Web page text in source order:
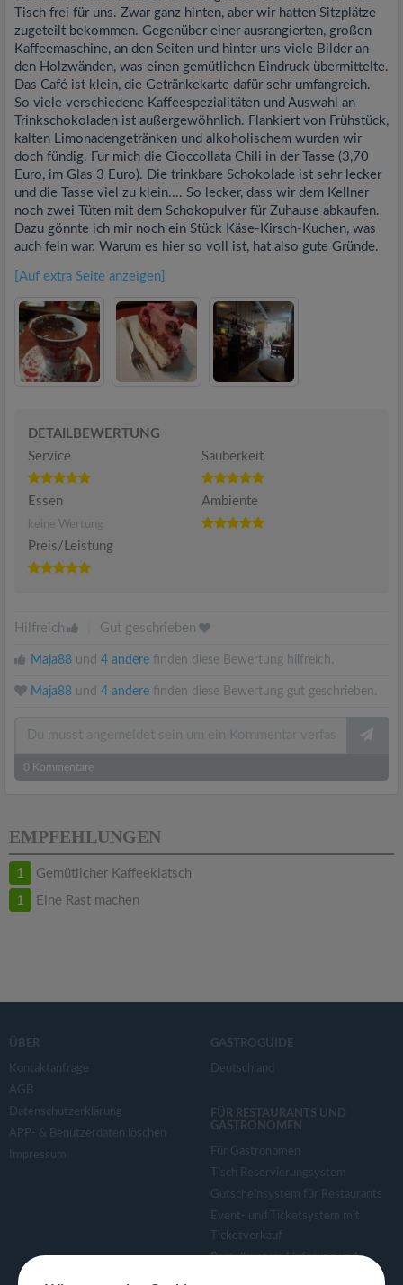
Tisch frei für uns. Zwar ganz hinten, aber wir hatten Sitzplätze
zugeteilt bekommen. Gegenüber einer ausrangierten, großen
Kaffeemaschine, an den Seiten und hinter uns viele Bilder an
den Holzwänden, was einen gemütlichen Eindruck übermittelte.
Das Café ist klein, die Getränkekarte dafür sehr umfangreich.
So viele verschiedene Kaffeespezialitäten und Auswahl an
Trinkschokoladen ist außergewöhnlich. Flankiert von Frühstück,
kalten Limonadengetränken und alkoholischem wurden wir
doch fündig. Fur mich die Cioccollata Chili in der Tasse (3,70
Euro, im Glas 3 Euro). Die trinkbare Schokolade ist sehr lecker
und die Tasse viel zu klein.... So lecker, dass wir dem Kellner
noch zwei Tüten mit dem Schokopulver für Zuhause abkaufen.
Dazu gönnte ich mir noch ein Stück Käse-Kirsch-Kuchen, was
auch fein war. Warum es hier so voll ist, hat also gute Gründe.
[Auf extra Seite anzeigen]
DETAILBEWERTUNG
Service
Sauberkeit
Essen
keine Wertung
Ambiente
Preis/Leistung
Hilfreich Gut geschrieben
Maja88 und 4 andere finden diese Bewertung hilfreich.
Maja88 und 4 andere finden diese Bewertung gut geschrieben.
0 Kommentare
EMPFEHLUNGEN
1 Gemütlicher Kaffeeklatsch
1 Eine Rast machen
ÜBER
Kontaktanfrage
AGB
Datenschutzerklärung
APP- & Benutzerdaten löschen
Impressum
GASTROGUIDE
Deutschland
FÜR RESTAURANTS UND
GASTRONOMEN
Für Gastronomen
Tisch Reservierungsystem
Gutscheinsystem für Restaurants
Event- und Ticketsystem mit
Ticketverkauf
Bestellsystem Lieferung und
n